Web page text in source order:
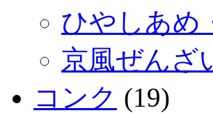
ひやしあめ
京風ぜんざ
コンク (19)